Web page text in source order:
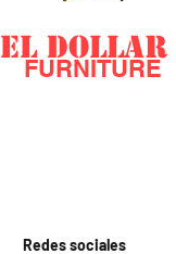
EL DOLLAR
FURNITURE
Redes sociales